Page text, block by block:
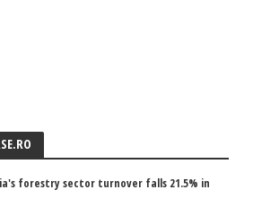
forestry sector turnover falls 21.5% in